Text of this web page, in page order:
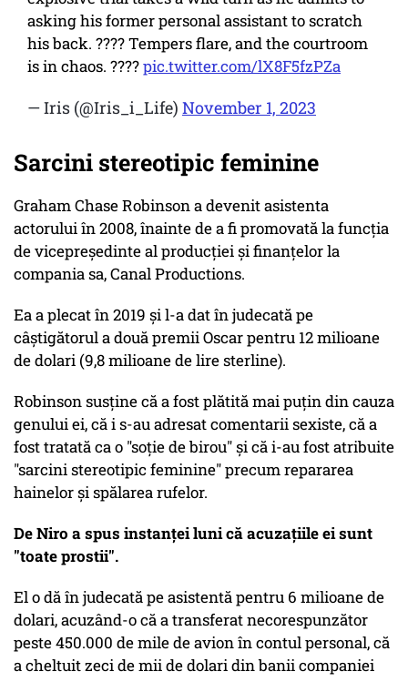
asking his former personal assistant to scratch
his back. ???? Tempers flare, and the courtroom
is in chaos. ????pic.twitter.com/lX8F5fzPZa
— Iris (@Iris_i_Life) November 1, 2023
Sarcini stereotipic feminine
Graham Chase Robinson a devenit asistenta
actorului în 2008, înainte de a fi promovată la funcția
de vicepreședinte al producției și finanțelor la
compania sa, Canal Productions.
Ea a plecat în 2019 și l-a dat în judecată pe
câștigătorul a două premii Oscar pentru 12 milioane
de dolari (9,8 milioane de lire sterline).
Robinson susține că a fost plătită mai puțin din cauza
genului ei, că i s-au adresat comentarii sexiste, că a
fost tratată ca o "soție de birou" și că i-au fost atribuite
"sarcini stereotipic feminine" precum repararea
hainelor și spălarea rufelor.
De Niro a spus instanței luni că acuzațiile ei sunt
"toate prostii".
El o dă în judecată pe asistentă pentru 6 milioane de
dolari, acuzând-o că a transferat necorespunzător
peste 450.000 de mile de avion în contul personal, că
a cheltuit zeci de mii de dolari din banii companiei